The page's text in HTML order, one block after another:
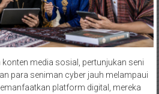
media sosial, pertunjukan seni
para seniman cyber jauh melampaui
platform digital, mereka